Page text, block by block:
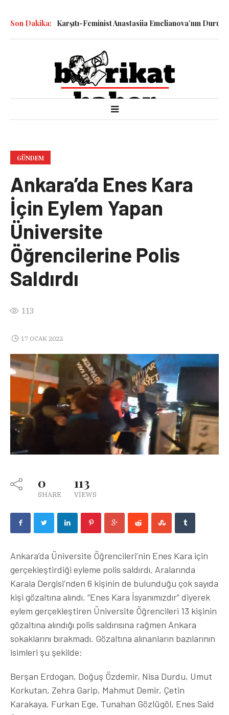
Son Dakika:
Savaş Karşıtı-Feminist Anastasiia Emelianova’nın
GÜNDEM
Ankara’da Enes Kara
İçin Eylem Yapan
Üniversite
Öğrencilerine Polis
Saldırdı
113
17 OCAK 2022
0
SHARE
113
VIEWS
Ankara’da Üniversite Öğrencileri’nin Enes Kara için
gerçekleştirdiği eyleme polis saldırdı. Aralarında
Karala Dergisi’nden 6 kişinin de bulunduğu çok sayıda
kişi gözaltına alındı. “Enes Kara İsyanımızdır” diyerek
eylem gerçekleştiren Üniversite Öğrencileri 13 kişinin
gözaltına alındığı polis saldırısına rağmen Ankara
sokaklarını bırakmadı. Gözaltına alınanların bazılarının
isimleri şu şekilde:
Berşan Erdogan, Doğuş Özdemir, Nisa Durdu, Umut
Korkutan, Zehra Garip, Mahmut Demir, Çetin
Karakaya, Furkan Ege, Tunahan Gözlügöl, Enes Said